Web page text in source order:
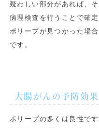
疑わしい部分があれば、
病理検査を行うことで確
ポリープが見つかった場
です。
大腸がんの予防効果
ポリープの多くは良性で